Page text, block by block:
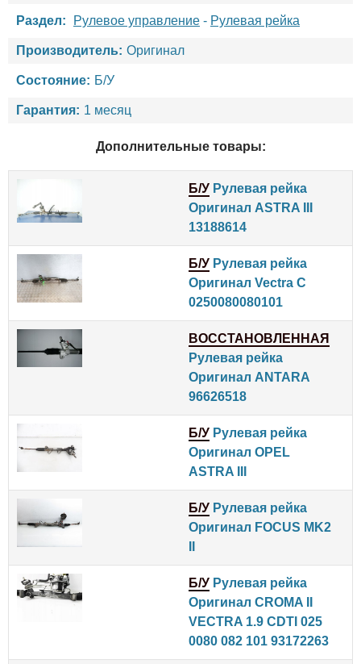
Раздел: Рулевое управление - Рулевая рейка
Производитель: Оригинал
Состояние: Б/У
Гарантия: 1 месяц
Дополнительные товары:
Б/У Рулевая рейка
Оригинал ASTRA III
13188614
Б/У Рулевая рейка
Оригинал Vectra C
0250080080101
ВОССТАНОВЛЕННАЯ
Рулевая рейка
Оригинал ANTARA
96626518
Б/У Рулевая рейка
Оригинал OPEL
ASTRA III
Б/У Рулевая рейка
Оригинал FOCUS MK2
Б/У Рулевая рейка
Оригинал CROMA II
VECTRA 1.9 CDTI 025
0080 082 101 93172263